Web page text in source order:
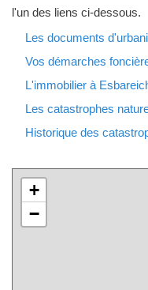
l'un des liens ci-dessous.
Les documents
Vos démarches
L'immobilier à
Les catastrophes
Historique des
+
−